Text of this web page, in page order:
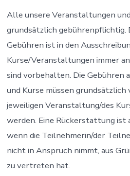
Alle unsere Veranstaltungen
grundsätzlich gebührenpflichtig.
Gebühren ist in den
Kurse/Veranstaltungen immer
sind vorbehalten. Die Gebühren
und Kurse müssen grundsätzlich
jeweiligen Veranstaltung/des
werden. Eine Rückerstattung ist
wenn die Teilnehmerin/der
nicht in Anspruch nimmt, aus
zu vertreten hat.